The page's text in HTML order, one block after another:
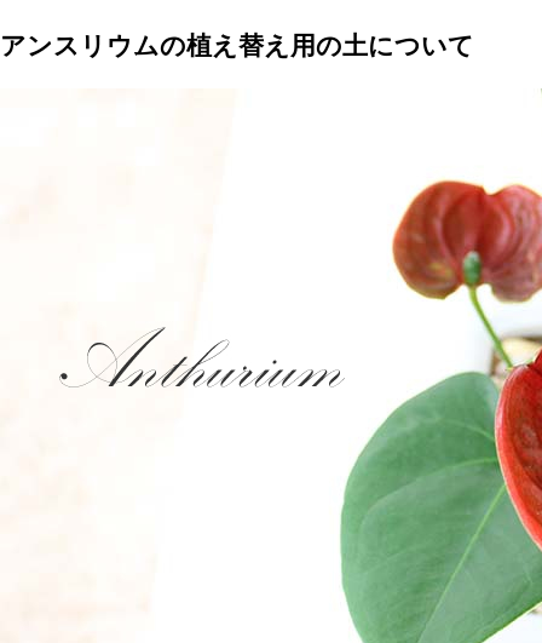
アンスリウムの植え替え用の土について